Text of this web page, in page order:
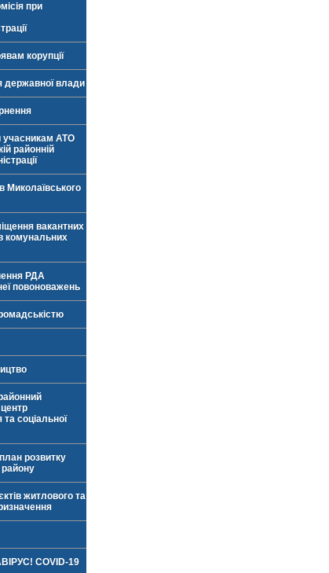
при
корупції
державної влади
учасникам АТО
районній
Миколаївського
вакантних
комунальних
РДА
повоноважень
соціальної
розвитку
району
житлового та
COVID-19